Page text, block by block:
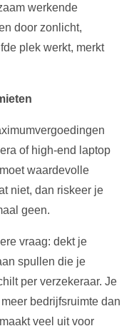
werkende
door zonlicht,
plek werkt, merkt
of high-end laptop
waardevolle
niet, dan riskeer je
geen.
vraag: dekt je
spullen die je
per verzekeraar. Je
bedrijfsruimte dan
veel uit voor